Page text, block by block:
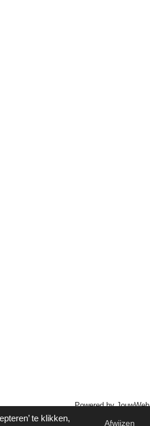
te klikken,
Afwijzen
Powered byJouwWeb